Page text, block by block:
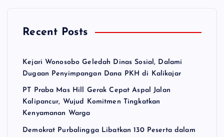
Recent Posts
Kejari Wonosobo Geledah Dinas Sosial, Dalami
Dugaan Penyimpangan Dana PKH di Kalikajar
PT Praba Mas Hill Gerak Cepat Aspal Jalan
Kalipancur, Wujud Komitmen Tingkatkan
Kenyamanan Warga
Demokrat Purbalingga Libatkan 130 Peserta dalam